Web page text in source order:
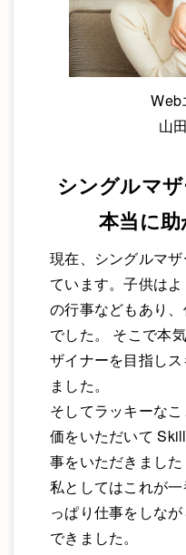
Web
山
シングルマ
本当に
現在、シングルマ
ています。子供は
の行事などもあり
でした。 そこで本
ザイナーを目指し
ました。
そしてラッキーな
価をいただいて
事をいただきました
私としてはこれが
っぱり仕事をしな
できました。